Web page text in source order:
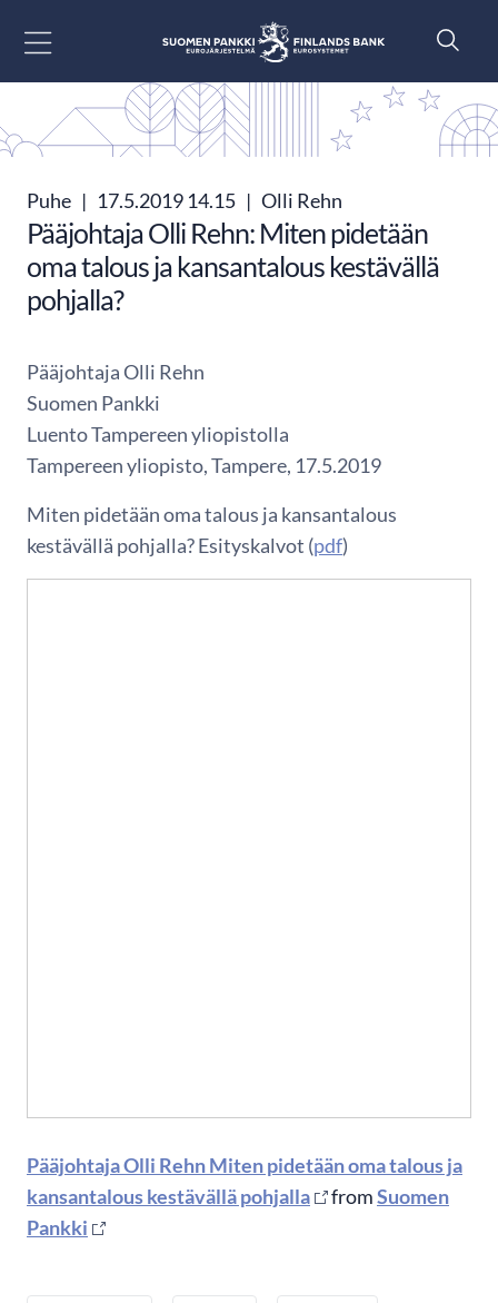
Puhe | 17.5.2019 14.15 | Olli Rehn
Pääjohtaja Olli Rehn: Miten pidetään
oma talous ja kansantalous kestävällä
pohjalla?
Pääjohtaja Olli Rehn
Suomen Pankki
Luento Tampereen yliopistolla
Tampereen yliopisto, Tampere, 17.5.2019
Miten pidetään oma talous ja kansantalous
kestävällä pohjalla? Esityskalvot (pdf)
Pääjohtaja Olli Rehn Miten pidetään oma talous ja
kansantalous kestävällä pohjalla
fromSuomen
Pankki